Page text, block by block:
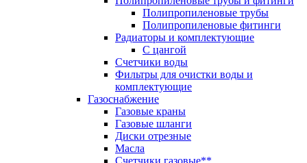
Полипропиленовые трубы
Полипропиленовые фитинги
Радиаторы и комплектующие
С цангой
Счетчики воды
Фильтры для очистки воды и
комплектующие
Газоснабжение
Газовые краны
Газовые шланги
Диски отрезные
Масла
Счетчики газовые**